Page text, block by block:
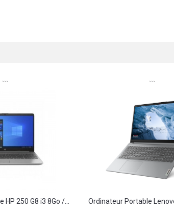
```
250 G8 i3 8Go /...
```
Ordinateur Portable